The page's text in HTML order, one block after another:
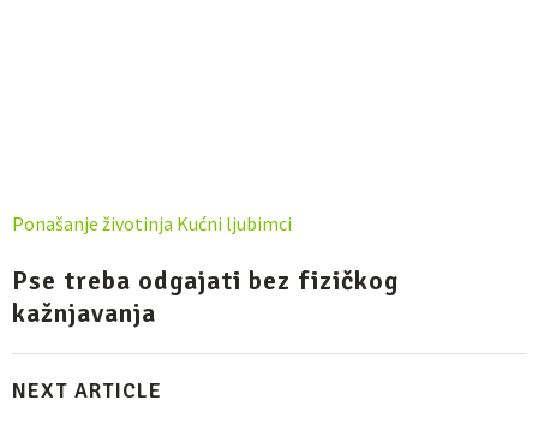
Ponašanje životinja Kućni ljubimci
Pse treba odgajati bez fizičkog
kažnjavanja
NEXT ARTICLE